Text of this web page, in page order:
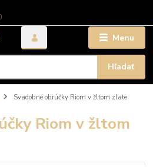
Menu
Hľadať
Svadobné obrúčky Riom v žltom zlate
Riom v žltom